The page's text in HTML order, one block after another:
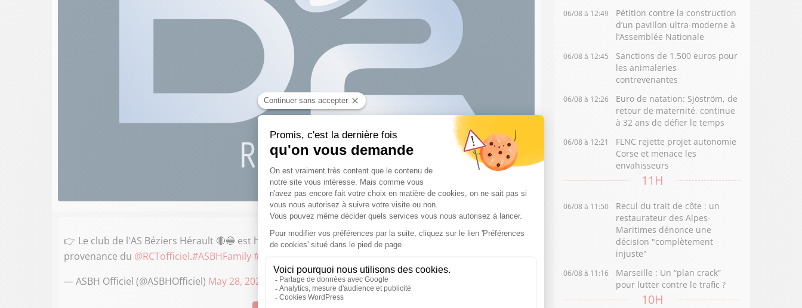
👉 Le club de l'AS Béziers Hérault 🔴🔵 est heureux d'annoncer la signature de Thomas Hoarau en
provenance du @RCTofficiel.#ASBHFamily#AquiEsBesiers
— ASBH Officiel (@ASBHOfficiel) May 28, 2021
06/08 à 12:49
Pétition contre la construction
d’un pavillon ultra-moderne à
l’Assemblée Nationale
06/08 à 12:45
Sanctions de 1.500 euros pour
les animaleries
contrevenantes
06/08 à 12:26
Euro de natation: Sjöström, de
retour de maternité, continue
à 32 ans de défier le temps
06/08 à 12:21
FLNC rejette projet autonomie
Corse et menace les
envahisseurs
11H
06/08 à 11:50
Recul du trait de côte : un
restaurateur des Alpes-
Maritimes dénonce une
décision "complètement
injuste"
06/08 à 11:16
Marseille : Un “plan crack”
pour lutter contre le trafic ?
10H